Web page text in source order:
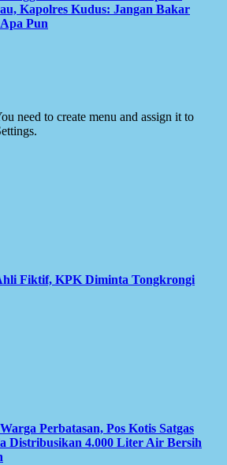
Kapolres Kudus: Jangan Bakar
Pun
need to create menu and assign it to
Fiktif, KPK Diminta Tongkrongi
Perbatasan, Pos Kotis Satgas
Distribusikan 4.000 Liter Air Bersih